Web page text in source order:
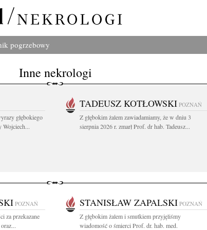
pogrzebowy
Inne nekrologi
głębokiego
Wojciech...
TADEUSZ KOTŁOWSKI POZNAŃ
Z głębokim żalem zawiadamiamy, że w dniu 3
sierpnia 2026 r. zmarł Prof. dr hab. Tadeusz...
POZNAŃ
za przekazane
STANISŁAW ZAPALSKI POZNAŃ
Z głębokim żalem i smutkiem przyjęliśmy
wiadomość o śmierci Prof. dr. hab. med.